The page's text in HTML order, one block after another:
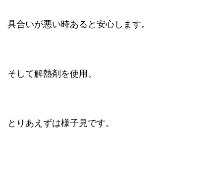
具合いが悪い時あると安心します。
そして解熱剤を使用。
とりあえずは様子見です。